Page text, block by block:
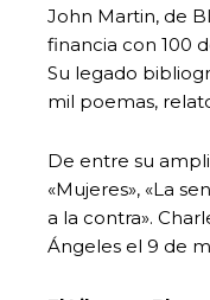
John Martin, de
financia con 100
Su legado
mil poemas,
De entre su
«Mujeres», «La
a la contra».
Ángeles el 9 de